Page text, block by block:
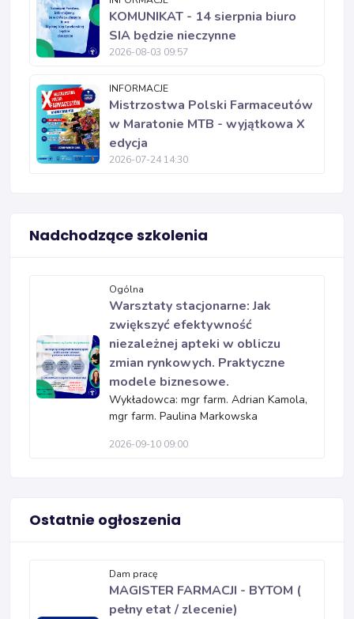
KOMUNIKAT - 14 sierpnia biuro
SIA będzie nieczynne
2026-08-03 09:57
INFORMACJE
Mistrzostwa Polski Farmaceutów
w Maratonie MTB - wyjątkowa X
edycja
2026-07-24 14:30
Nadchodzące szkolenia
Ogólna
Warsztaty stacjonarne: Jak
zwiększyć efektywność
niezależnej apteki w obliczu
zmian rynkowych. Praktyczne
modele biznesowe.
Wykładowca: mgr farm. Adrian Kamola,
mgr farm. Paulina Markowska
2026-09-10 09:00
Ostatnie ogłoszenia
Dam pracę
MAGISTER FARMACJI - BYTOM (
pełny etat / zlecenie)